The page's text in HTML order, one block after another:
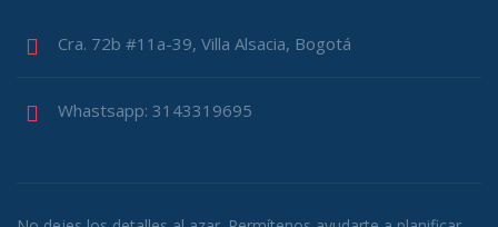
Cra. 72b #11a-39, Villa Alsacia, Bogotá
Whastsapp: 3143319695